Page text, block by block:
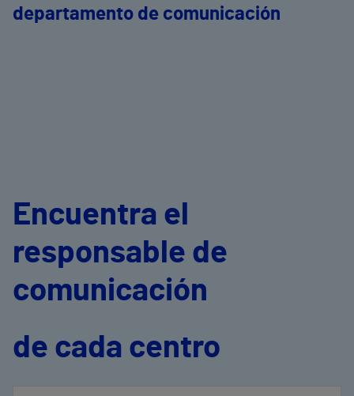
departamento de comunicación
Encuentra el
responsable de
comunicación
de cada centro